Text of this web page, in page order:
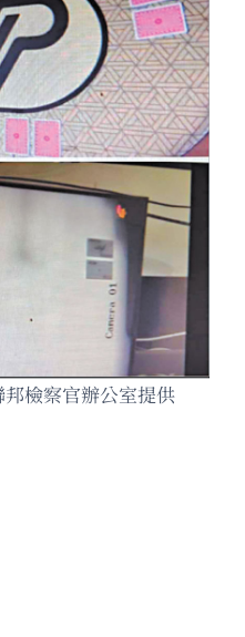
檢察官辦公室提供